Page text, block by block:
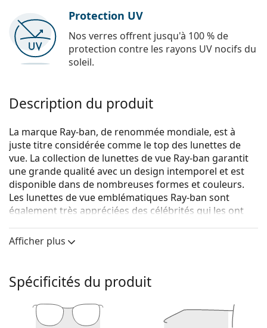
Protection UV
Nos verres offrent jusqu'à 100 % de
protection contre les rayons UV nocifs du
soleil.
Description du produit
La marque Ray-ban, de renommée mondiale, est à
juste titre considérée comme le top des lunettes de
vue. La collection de lunettes de vue Ray-ban garantit
une grande qualité avec un design intemporel et est
disponible dans de nombreuses formes et couleurs.
Les lunettes de vue emblématiques Ray-ban sont
également très appréciées des célébrités qui les ont
Ray-Ban Junior 0RY1554 3810 48
Voyez de quoi vous avez l'air avec ces lunettes grâce à
la fonction d'essai virtuel de Lentiamo.
Monture de lunettes de vue
Afficher plus
Spécificités du produit